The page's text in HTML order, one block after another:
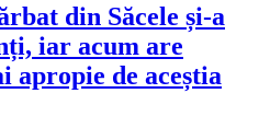
din Săcele și-a
iar acum are
apropie de aceștia